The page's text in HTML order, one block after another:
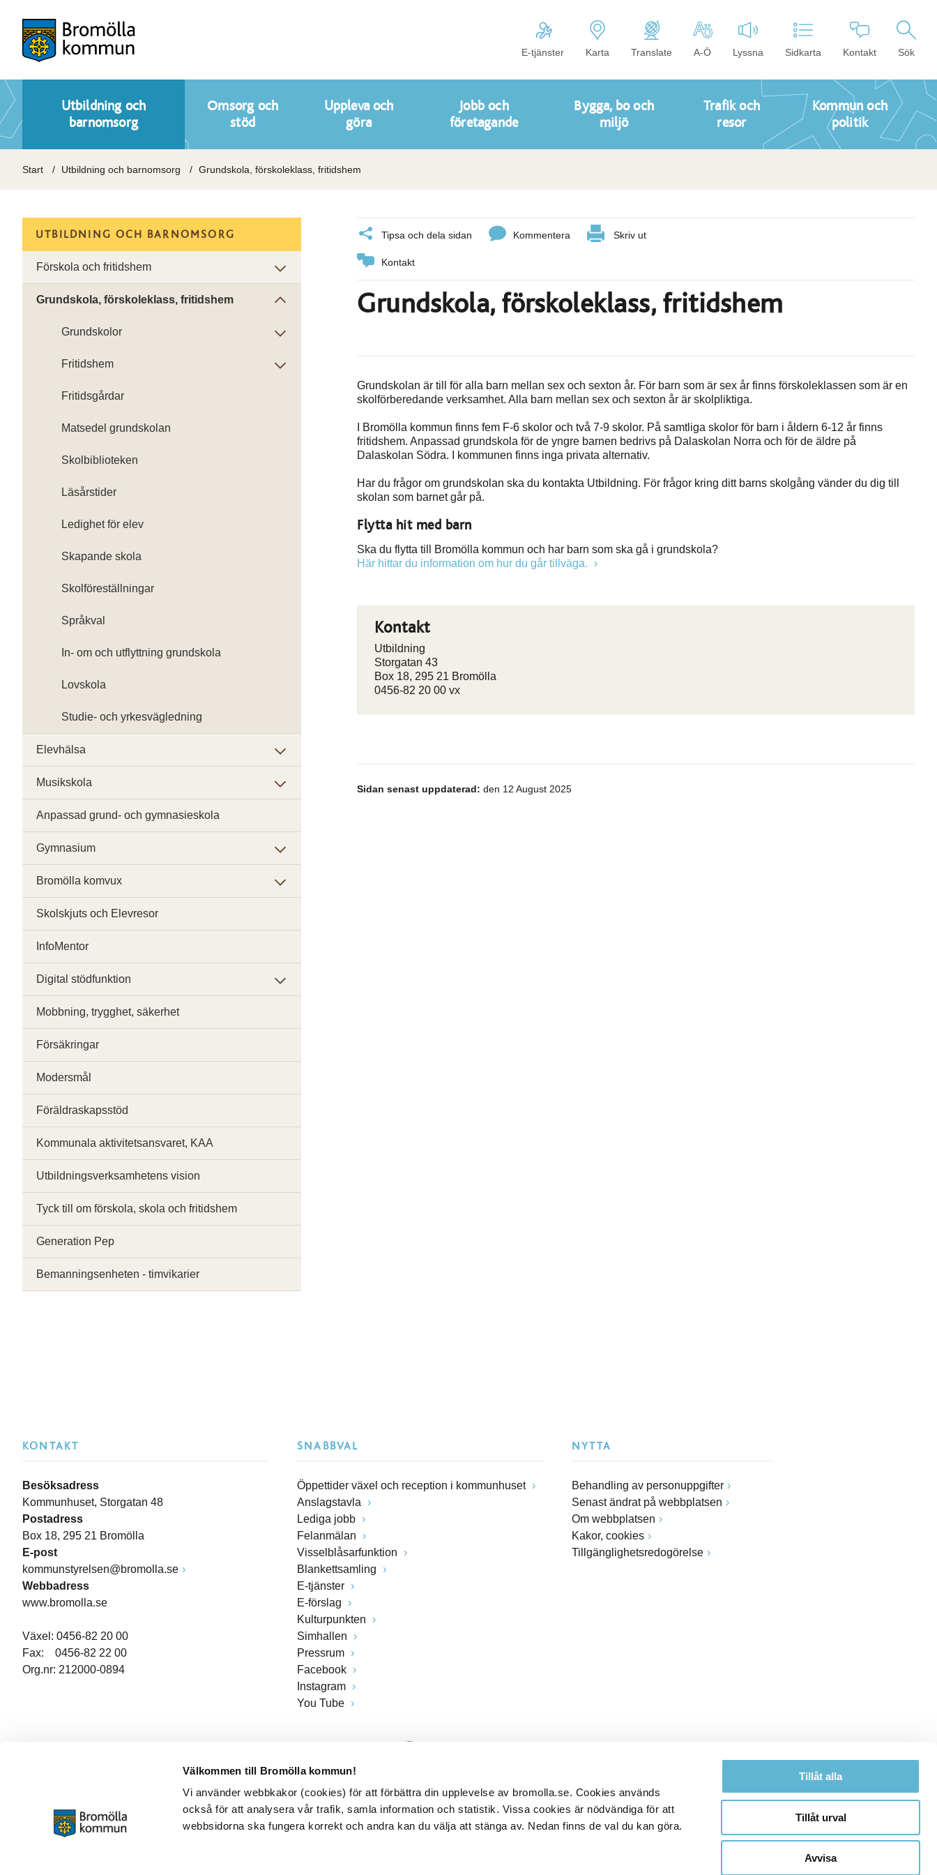
Välkommen till Bromölla kommun!
Vi använder webbkakor (cookies) för att förbättra din upplevelse av bromolla.se. Cookies används
också för att analysera vår trafik, samla information och statistik. Vissa cookies är nödvändiga för att
webbsidorna ska fungera korrekt och andra kan du välja att stänga av. Nedan finns de val du kan göra.
Tillåt alla
Tillåt urval
Avvisa
E-tjänster Karta Translate A-Ö Lyssna Sidkarta Kontakt Sök
Utbildning och
barnomsorg
Omsorg och
stöd
Uppleva och
göra
Jobb och
företagande
Bygga, bo och
miljö
Trafik och
resor
Kommun och
politik
Start Utbildning och barnomsorg Grundskola, förskoleklass, fritidshem
Tipsa och dela sidan Kommentera Skriv ut
Kontakt
Grundskola, förskoleklass, fritidshem
Grundskolan är till för alla barn mellan sex och sexton år. För barn som är sex år finns förskoleklassen som är en
skolförberedande verksamhet. Alla barn mellan sex och sexton år är skolpliktiga.
I Bromölla kommun finns fem F-6 skolor och två 7-9 skolor. På samtliga skolor för barn i åldern 6-12 år finns
fritidshem. Anpassad grundskola för de yngre barnen bedrivs på Dalaskolan Norra och för de äldre på
Dalaskolan Södra. I kommunen finns inga privata alternativ.
Har du frågor om grundskolan ska du kontakta Utbildning. För frågor kring ditt barns skolgång vänder du dig till
skolan som barnet går på.
Flytta hit med barn
Ska du flytta till Bromölla kommun och har barn som ska gå i grundskola?
Här hittar du information om hur du går tillväga.
Kontakt
Utbildning
Storgatan 43
Box 18, 295 21 Bromölla
0456-82 20 00 vx
Sidan senast uppdaterad: den 12 August 2025
UTBILDNING OCH BARNOMSORG
Förskola och fritidshem
Grundskola, förskoleklass, fritidshem
Grundskolor
Fritidshem
Fritidsgårdar
Matsedel grundskolan
Skolbiblioteken
Läsårstider
Ledighet för elev
Skapande skola
Skolföreställningar
Språkval
In- om och utflyttning grundskola
Lovskola
Studie- och yrkesvägledning
Elevhälsa
Musikskola
Anpassad grund- och gymnasieskola
Gymnasium
Bromölla komvux
Skolskjuts och Elevresor
InfoMentor
Digital stödfunktion
Mobbning, trygghet, säkerhet
Försäkringar
Modersmål
Föräldraskapsstöd
Kommunala aktivitetsansvaret, KAA
Utbildningsverksamhetens vision
Tyck till om förskola, skola och fritidshem
Generation Pep
Bemanningsenheten - timvikarier
KONTAKT
Besöksadress
Kommunhuset, Storgatan 48
Postadress
Box 18, 295 21 Bromölla
E-post
kommunstyrelsen@bromolla.se
Webbadress
www.bromolla.se
Växel: 0456-82 20 00
Fax: 0456-82 22 00
Org.nr: 212000-0894
SNABBVAL
Öppettider växel och reception i kommunhuset
Anslagstavla
Lediga jobb
Felanmälan
Visselblåsarfunktion
Blankettsamling
E-tjänster
E-förslag
Kulturpunkten
Simhallen
Pressrum
Facebook
Instagram
You Tube
NYTTA
Behandling av personuppgifter
Senast ändrat på webbplatsen
Om webbplatsen
Kakor, cookies
Tillgänglighetsredogörelse